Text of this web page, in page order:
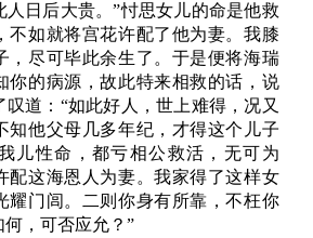
人日后大贵。”忖思女儿的命是他救
不如就将宫花许配了他为妻。我膝
，尽可毕此余生了。于是便将海瑞
你的病源，故此特来相救的话，说
叹道：“如此好人，世上难得，况又
知他父母几多年纪，才得这个儿子
儿性命，都亏相公救活，无可为
配这海恩人为妻。我家得了这样女
耀门闾。二则你身有所靠，不枉你
，可否应允？”